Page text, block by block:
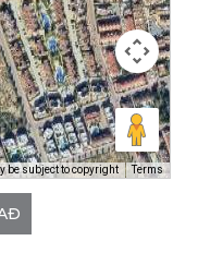
be subject to copyright Terms